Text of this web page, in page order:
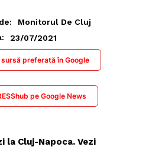
Monitorul De Cluj
23/07/2021
preferată în Google
pe Google News
la Cluj-Napoca. Vezi